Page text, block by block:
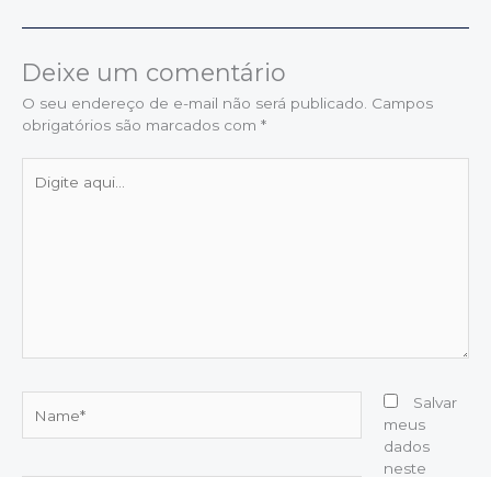
Deixe um comentário
O seu endereço de e-mail não será publicado. Campos
obrigatórios são marcados com *
aqui...
Salvar
meus
dados
neste